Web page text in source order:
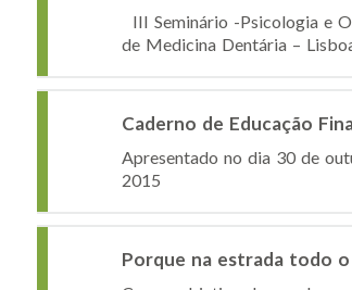
III Seminário -Psicologia e
de Medicina Dentária –
Caderno de Educação
Apresentado no dia 30 de
2015 O
Porque na estrada todo